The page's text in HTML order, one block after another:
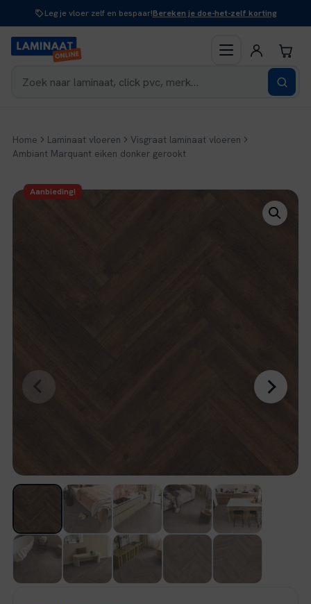
inhoud
Leg je vloer zelf en bespaar!Bereken je doe-het-zelf korting
Home Laminaat vloeren
Visgraat laminaat vloeren
Ambiant Marquant eiken donker gerookt
Aanbieding!